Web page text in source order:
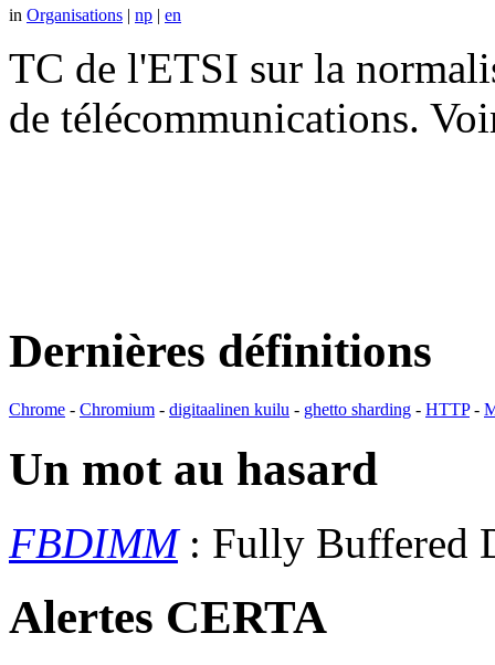
in Organisations | np | en
TC de l'ETSI sur la
de télécommunications.
Dernières définitions
Chrome - Chromium - digitaalinen kuilu - ghetto sharding - HTTP-
Un mot au hasard
FBDIMM: Fully Buffered
Alertes CERTA